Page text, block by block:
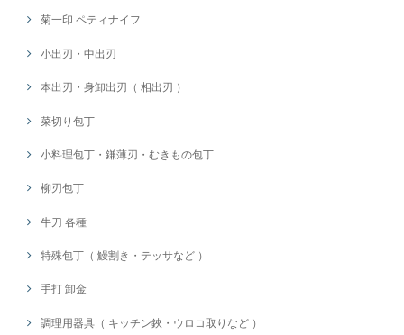
菊一印 ペティナイフ
小出刃・中出刃
本出刃・身卸出刃（ 相出刃 ）
菜切り包丁
小料理包丁・鎌薄刃・むきもの包丁
柳刃包丁
牛刀 各種
特殊包丁（ 鰻割き・テッサなど ）
手打 卸金
調理用器具（ キッチン鋏・ウロコ取りなど ）